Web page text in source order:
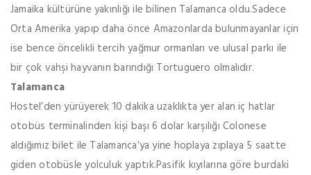
Jamaika kültürüne yakınlığı ile bilinen Talamanca oldu.Sadece
Orta Amerika yapıp daha önce Amazonlarda bulunmayanlar için
ise bence öncelikli tercih yağmur ormanları ve ulusal parkı ile
bir çok vahşi hayvanın barındığı Tortuguero olmalıdır.
Talamanca
Hostel’den yürüyerek 10 dakika uzaklıkta yer alan iç hatlar
otobüs terminalinden kişi başı 6 dolar karşılığı Colonese
aldığımız bilet ile Talamanca’ya yine hoplaya zıplaya 5 saatte
giden otobüsle yolculuk yaptık.Pasifik kıyılarına göre burdaki